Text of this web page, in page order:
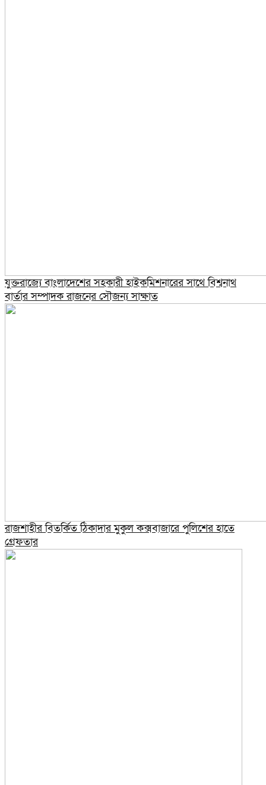
যুক্তরাজ্যে বাংলাদেশের সহকারী হাইকমিশনারের সাথে বিশ্বনাথ
বার্তার সম্পাদক রাজনের সৌজন্য সাক্ষাত
রাজশাহীর বিতর্কিত ঠিকাদার মুকুল কক্সবাজারে পুলিশের হাতে
গ্রেফতার